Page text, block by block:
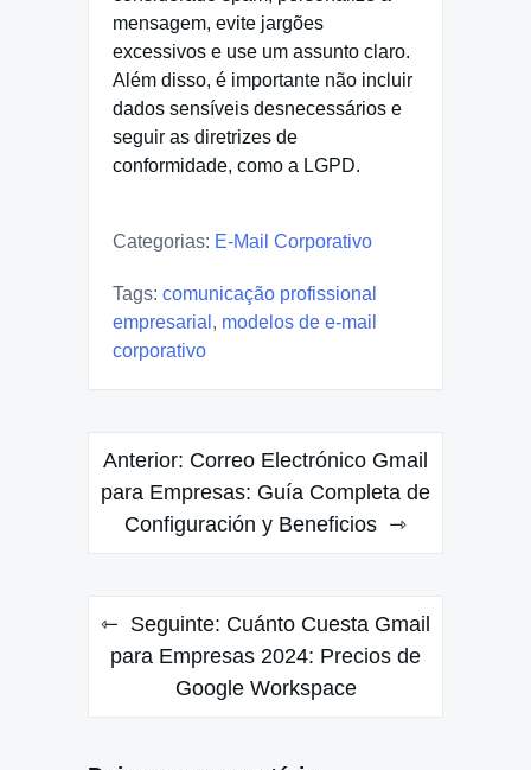
mensagem, evite jargões
excessivos e use um assunto claro.
Além disso, é importante não incluir
dados sensíveis desnecessários e
seguir as diretrizes de
conformidade, como a LGPD.
Categorias: E-Mail Corporativo
Tags: comunicação profissional
empresarial , modelos de e-mail
corporativo
Navegação
de
Post
Anterior: Correo Electrónico Gmail
para Empresas: Guía Completa de
Configuración y Beneficios
Seguinte: Cuánto Cuesta Gmail
para Empresas 2024: Precios de
Google Workspace